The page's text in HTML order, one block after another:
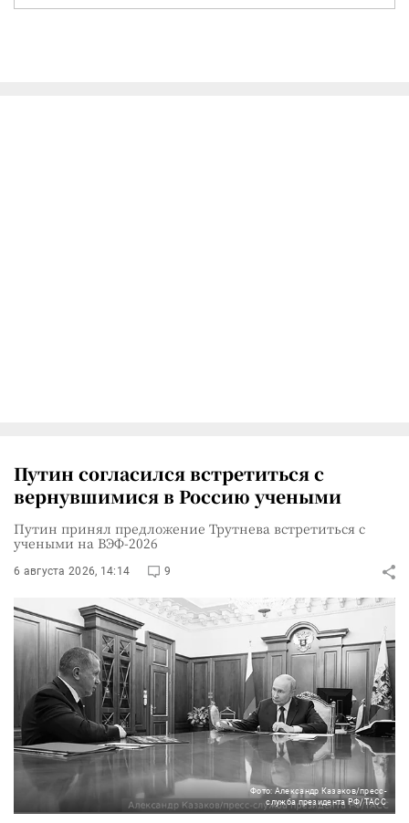
Путин согласился встретиться с
вернувшимися в Россию учеными
Путин принял предложение Трутнева встретиться с
учеными на ВЭФ-2026
6 августа 2026, 14:14 9
Фото: Александр Казаков/пресс-
служба президента РФ/ТАСС